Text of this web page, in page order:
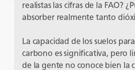
realistas las cifras de la FAO?
absorber realmente tanto
La capacidad de los suelos
carbono es significativa, pero
de la gente no conoce bien la